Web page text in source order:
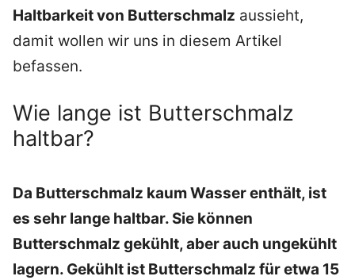
Haltbarkeit von Butterschmalz aussieht,
damit wollen wir uns in diesem Artikel
befassen.
Wie lange ist Butterschmalz
haltbar?
Da Butterschmalz kaum Wasser enthält, ist
es sehr lange haltbar. Sie können
Butterschmalz gekühlt, aber auch ungekühlt
lagern. Gekühlt ist Butterschmalz für etwa 15